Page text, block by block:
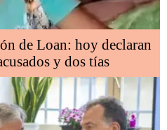
de Loan: hoy declaran
y dos tías